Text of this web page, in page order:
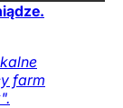
farm